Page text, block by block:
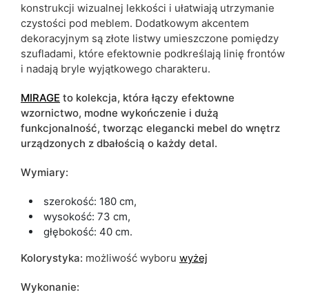
konstrukcji wizualnej lekkości i ułatwiają utrzymanie
czystości pod meblem. Dodatkowym akcentem
dekoracyjnym są złote listwy umieszczone pomiędzy
szufladami, które efektownie podkreślają linię frontów
i nadają bryle wyjątkowego charakteru.
MIRAGE to kolekcja, która łączy efektowne
wzornictwo, modne wykończenie i dużą
funkcjonalność, tworząc elegancki mebel do wnętrz
urządzonych z dbałością o każdy detal.
Wymiary:
szerokość: 180 cm,
wysokość: 73 cm,
głębokość: 40 cm.
Kolorystyka: możliwość wyboru wyżej
Wykonanie: